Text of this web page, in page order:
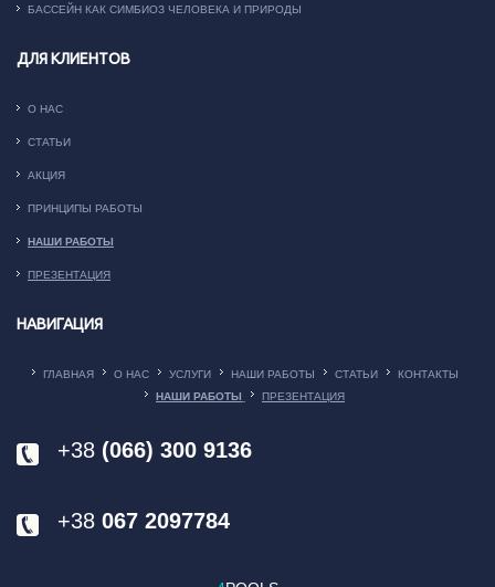
БАССЕЙН КАК СИМБИОЗ ЧЕЛОВЕКА И ПРИРОДЫ
ДЛЯ КЛИЕНТОВ
О НАС
СТАТЬИ
АКЦИЯ
ПРИНЦИПЫ РАБОТЫ
НАШИ РАБОТЫ
ПРЕЗЕНТАЦИЯ
НАВИГАЦИЯ
ГЛАВНАЯ О НАС УСЛУГИ НАШИ РАБОТЫ СТАТЬИ
КОНТАКТЫ
НАШИ РАБОТЫ
ПРЕЗЕНТАЦИЯ
+38 (066) 300 9136
+38 067 2097784